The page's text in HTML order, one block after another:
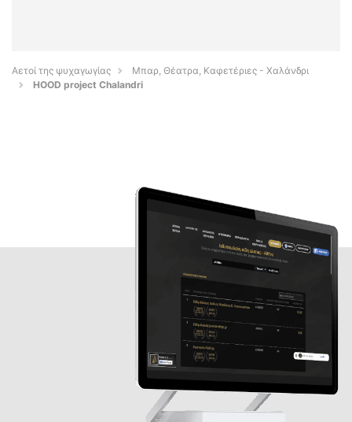
Αετοί της ψυχαγωγίας
Μπαρ, Θέατρα, Καφετέριες - Χαλάνδρι
HOOD project Chalandri